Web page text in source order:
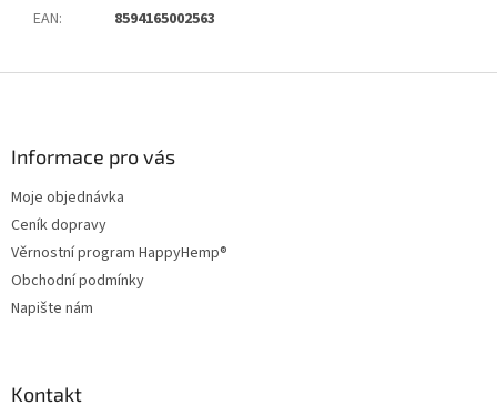
EAN: 8594165002563
Informace pro vás
Moje objednávka
Ceník dopravy
Věrnostní program HappyHemp®
Obchodní podmínky
Napište nám
Kontakt